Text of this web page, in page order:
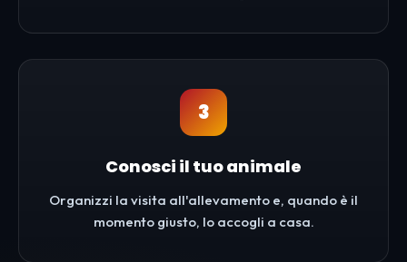
3
Conosci il tuo animale
Organizzi la visita all'allevamento e, quando è il
momento giusto, lo accogli a casa.